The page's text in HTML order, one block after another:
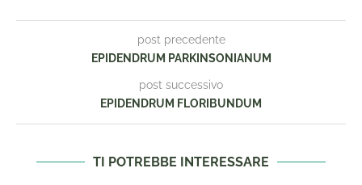
post precedente
EPIDENDRUM PARKINSONIANUM
post successivo
EPIDENDRUM FLORIBUNDUM
TI POTREBBE INTERESSARE